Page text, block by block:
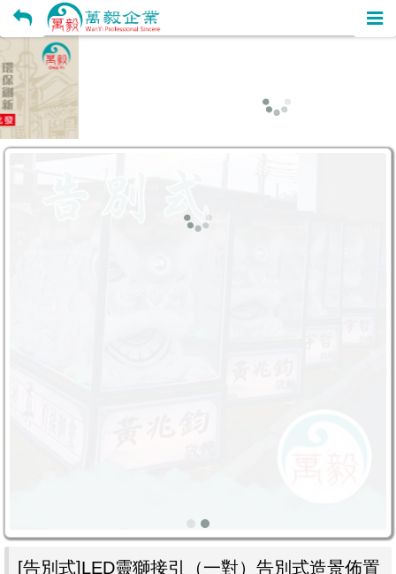
[告別式]LED靈獅接引（一對）告別式造景佈置